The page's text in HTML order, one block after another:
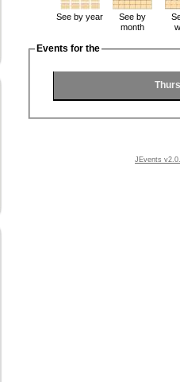
See by year
See by
month
Events for the
JEvents